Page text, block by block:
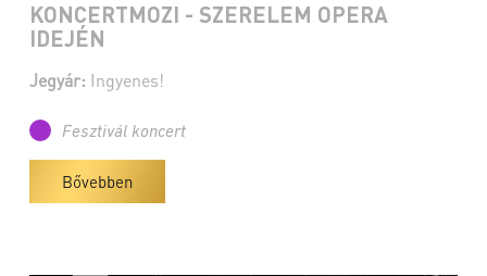
KONCERTMOZI - SZERELEM OPERA
IDEJÉN
Jegyár: Ingyenes!
Fesztivál koncert
Bővebben